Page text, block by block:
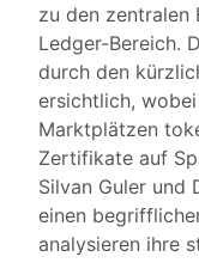
zu den
Ledger-Bereich.
durch den
ersichtlich,
Marktplätzen
Zertifikate auf
Silvan Guler und
einen
analysieren ihre